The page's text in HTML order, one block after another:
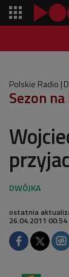
Polskie Radio
Sezon
ostatnia
26.04.2011 00:54